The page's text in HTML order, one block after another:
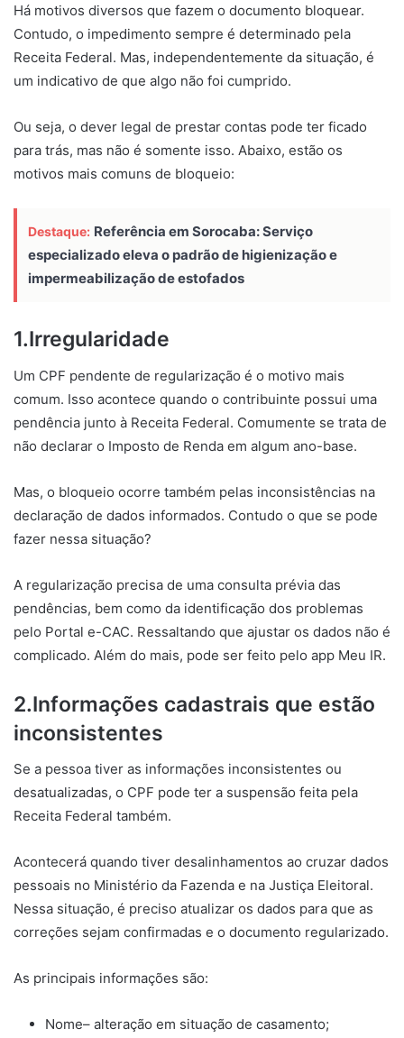
Há motivos diversos que fazem o documento bloquear.
Contudo, o impedimento sempre é determinado pela
Receita Federal. Mas, independentemente da situação, é
um indicativo de que algo não foi cumprido.
Ou seja, o dever legal de prestar contas pode ter ficado
para trás, mas não é somente isso. Abaixo, estão os
motivos mais comuns de bloqueio:
Destaque: Referência em Sorocaba: Serviço
especializado eleva o padrão de higienização e
impermeabilização de estofados
1.Irregularidade
Um CPF pendente de regularização é o motivo mais
comum. Isso acontece quando o contribuinte possui uma
pendência junto à Receita Federal. Comumente se trata de
não declarar o Imposto de Renda em algum ano-base.
Mas, o bloqueio ocorre também pelas inconsistências na
declaração de dados informados. Contudo o que se pode
fazer nessa situação?
A regularização precisa de uma consulta prévia das
pendências, bem como da identificação dos problemas
pelo Portal e-CAC. Ressaltando que ajustar os dados não é
complicado. Além do mais, pode ser feito pelo app Meu IR.
2.Informações cadastrais que estão
inconsistentes
Se a pessoa tiver as informações inconsistentes ou
desatualizadas, o CPF pode ter a suspensão feita pela
Receita Federal também.
Acontecerá quando tiver desalinhamentos ao cruzar dados
pessoais no Ministério da Fazenda e na Justiça Eleitoral.
Nessa situação, é preciso atualizar os dados para que as
correções sejam confirmadas e o documento regularizado.
As principais informações são:
Nome– alteração em situação de casamento;